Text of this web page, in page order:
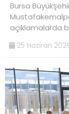
Bursa
açıklamalarda
25 Haziran